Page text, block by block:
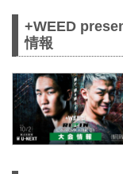
+WEED
情報